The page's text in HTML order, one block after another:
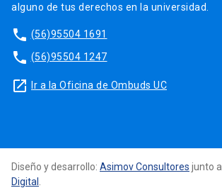
alguno de tus derechos en la universidad.
phone (56)95504 1691
phone (56)95504 1247
launch Ir a la Oficina de Ombuds UC
Diseño y desarrollo: Asimov Consultores junto a
Digital